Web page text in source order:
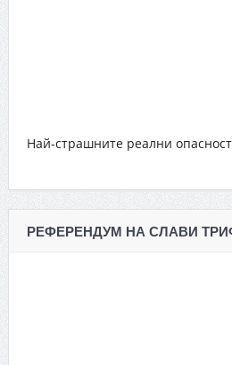
Най-страшните реални
РЕФЕРЕНДУМ НА СЛАВИ